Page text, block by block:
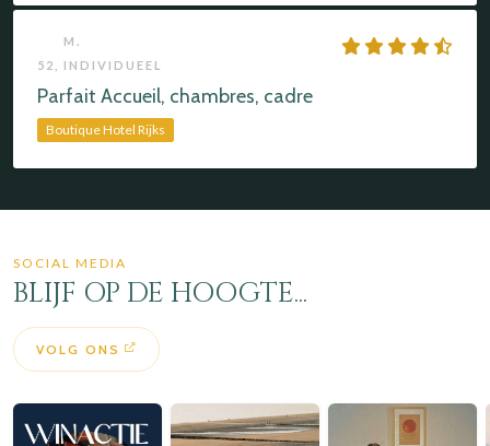
M.
52,
INDIVIDUEEL
Parfait Accueil, chambres, cadre
Boutique Hotel Rijks
SOCIAL MEDIA
BLIJF OP DE HOOGTE...
VOLG ONS